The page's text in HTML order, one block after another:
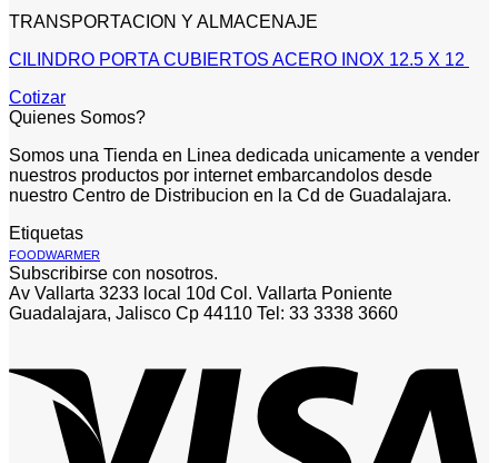
TRANSPORTACION Y ALMACENAJE
CILINDRO PORTA CUBIERTOS ACERO INOX 12.5 X 12
Cotizar
Quienes Somos?
Somos una Tienda en Linea dedicada unicamente a vender
nuestros productos por internet embarcandolos desde
nuestro Centro de Distribucion en la Cd de Guadalajara.
Etiquetas
FOODWARMER
Subscribirse con nosotros.
Av Vallarta 3233 local 10d Col. Vallarta Poniente
Guadalajara, Jalisco Cp 44110 Tel: 33 3338 3660